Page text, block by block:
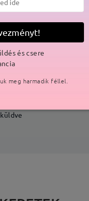
és csere
meg harmadik féllel.